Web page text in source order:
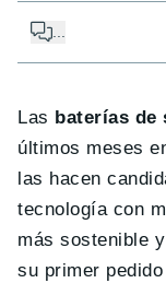
Las baterías de
últimos meses
las hacen
tecnología con
más sostenible
su primer